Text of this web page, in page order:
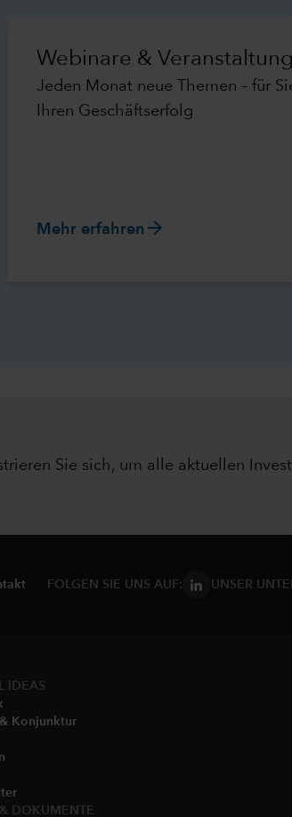
Webinare &
Jeden Monat neue Themen – für
Ihren Geschäftserfolg
Mehr erfahren arrow_forward
Sie sich, um alle aktuellen
FOLGEN SIE UNS AUF: UNSER
IDEAS
Konjunktur
& DOKUMENTE